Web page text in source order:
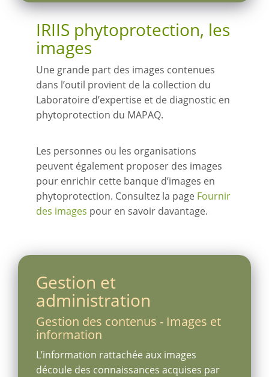
IRIIS phytoprotection, les
images
Une grande part des images contenues
dans l’outil provient de la collection du
Laboratoire d’expertise et de diagnostic en
phytoprotection du MAPAQ.
Les personnes ou les organisations
peuvent également proposer des images
pour enrichir cette banque d’images en
phytoprotection. Consultez la page Fournir
des images pour en savoir davantage.
Gestion et
administration
Gestion des contenus - Images et
information
L’information rattachée aux images
découle des connaissances acquises par